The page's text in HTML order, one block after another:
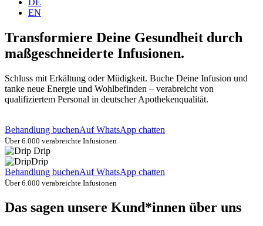
DE
EN
Transformiere Deine Gesundheit durch
maßgeschneiderte Infusionen.
Schluss mit Erkältung oder Müdigkeit. Buche Deine Infusion und
tanke neue Energie und Wohlbefinden – verabreicht von
qualifiziertem Personal in deutscher Apothekenqualität.
Behandlung buchenAuf WhatsApp chatten
Über 6.000 verabreichte Infusionen
Behandlung buchenAuf WhatsApp chatten
Über 6.000 verabreichte Infusionen
Das sagen unsere Kund*innen über uns